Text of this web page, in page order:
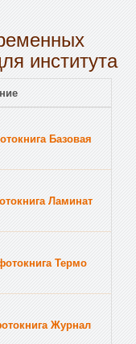
института
Базовая
Ламинат
Термо
Журнал